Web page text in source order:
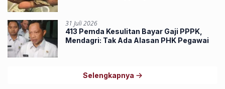
31 Juli 2026
413 Pemda Kesulitan Bayar Gaji PPPK,
Mendagri: Tak Ada Alasan PHK Pegawai
Selengkapnya